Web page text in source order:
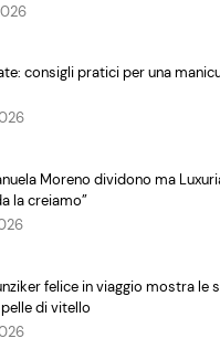
consigli pratici per una
Moreno dividono ma
la creiamo”
felice in viaggio mostra le
di vitello